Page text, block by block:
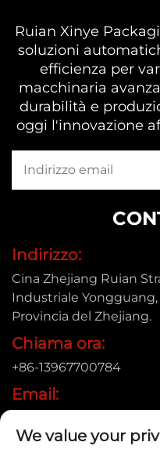
Ruian Xinye
soluzioni
efficienza per
macchinaria
durabilità e
oggi l'innovazione
Indirizzo:
Cina Zhejiang Ruian
Industriale
Provincia del Zhejiang.
Chiama ora:
+86-13967700784
Email:
We value your